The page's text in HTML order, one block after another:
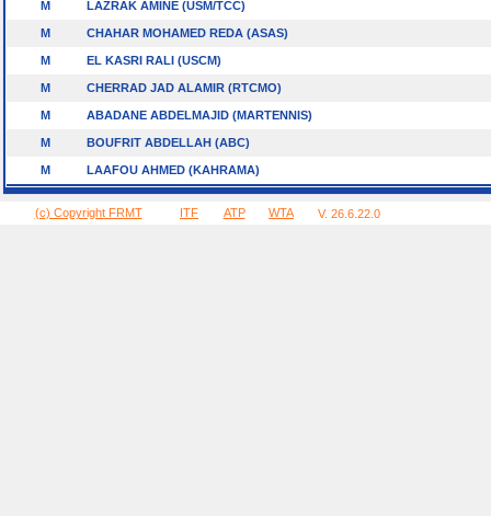
M LAZRAK AMINE (USM/TCC)
M CHAHAR MOHAMED REDA (ASAS)
M EL KASRI RALI (USCM)
M CHERRAD JAD ALAMIR (RTCMO)
M ABADANE ABDELMAJID (MARTENNIS)
M BOUFRIT ABDELLAH (ABC)
M LAAFOU AHMED (KAHRAMA)
(c) Copyright FRMT ITF ATP WTA V. 26.6.22.0